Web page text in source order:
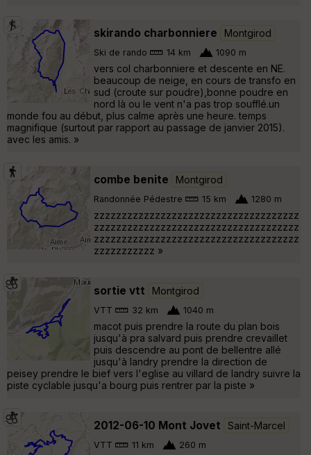
skirando charbonniere Montgirod
Ski de rando 14 km 1090 m
vers col charbonniere et descente en NE.
beaucoup de neige, en cours de transfo en
sud (croute sur poudre),bonne poudre en
nord là ou le vent n'a pas trop soufflé.un
monde fou au début, plus calme après une heure. temps
magnifique (surtout par rapport au passage de janvier 2015).
avec les amis. »
combe benite Montgirod
Randonnée Pédestre 15 km 1280 m
zzzzzzzzzzzzzzzzzzzzzzzzzzzzzzzzzzzzz
zzzzzzzzzzzzzzzzzzzzzzzzzzzzzzzzzzzzz
zzzzzzzzzzzzzzzzzzzzzzzzzzzzzzzzzzzzz
zzzzzzzzzzz »
sortie vtt Montgirod
VTT 32 km 1040 m
macot puis prendre la route du plan bois
jusqu'à pra salvard puis prendre crevaillet
puis descendre au pont de bellentre allé
jusqu'à landry prendre la direction de
peisey prendre le bief vers l'eglise au villard de landry suivre la
piste cyclable jusqu'a bourg puis rentrer par la piste »
2012-06-10 Mont Jovet Saint-Marcel
VTT 11 km 260 m